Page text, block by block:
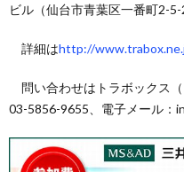
ビル（仙台市青葉区一番町2-5-
詳細はhttp://
問い合わせはトラボックス
03-5856-9655、電子メール：